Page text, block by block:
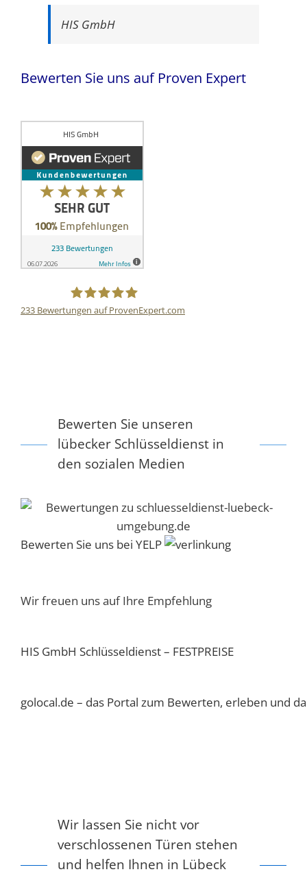
HIS GmbH
Bewerten Sie uns auf Proven Expert
233 Bewertungen auf ProvenExpert.com
Bewerten Sie unseren
lübecker Schlüsseldienst in
den sozialen Medien
Bewerten Sie uns bei YELP
Wir freuen uns auf Ihre Empfehlung
HIS GmbH Schlüsseldienst – FESTPREISE
golocal.de – das Portal zum Bewerten, erleben und
Wir lassen Sie nicht vor
verschlossenen Türen stehen
und helfen Ihnen in Lübeck